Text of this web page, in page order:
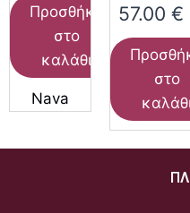
Προσθήκη
στο
καλάθι
Nava
57.00 €
στο
καλάθι